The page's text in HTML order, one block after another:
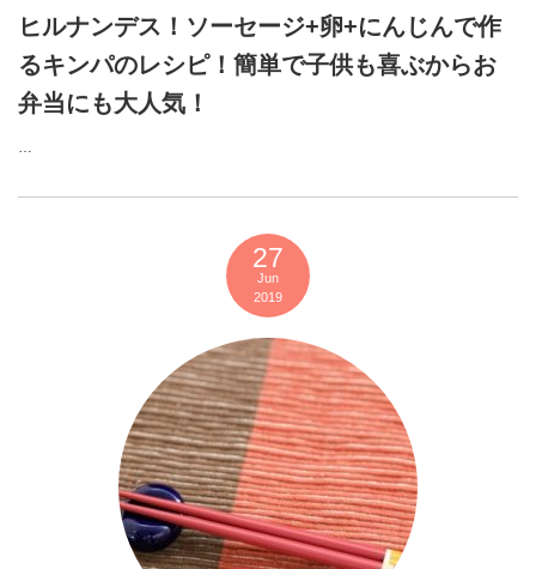
ヒルナンデス！ソーセージ+卵+にんじんで作
るキンパのレシピ！簡単で子供も喜ぶからお
弁当にも大人気！
…
27
Jun
2019